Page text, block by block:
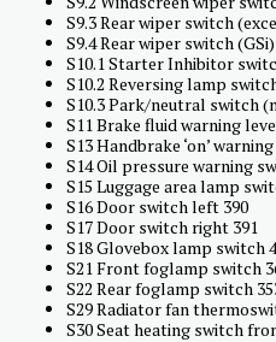
S9.3 Rear wiper switch
S9.4 Rear wiper switch (GSi)
S10.1 Starter Inhibitor
S10.2 Reversing lamp
S10.3 Park/neutral switch
S11 Brake fluid warning
S13 Handbrake ‘on’
S14 Oil pressure warning
S15 Luggage area lamp
S16 Door switch left 390
S17 Door switch right 391
S18 Glovebox lamp switch
S21 Front foglamp switch
S22 Rear foglamp switch
S29 Radiator fan
S30 Seat heating switch